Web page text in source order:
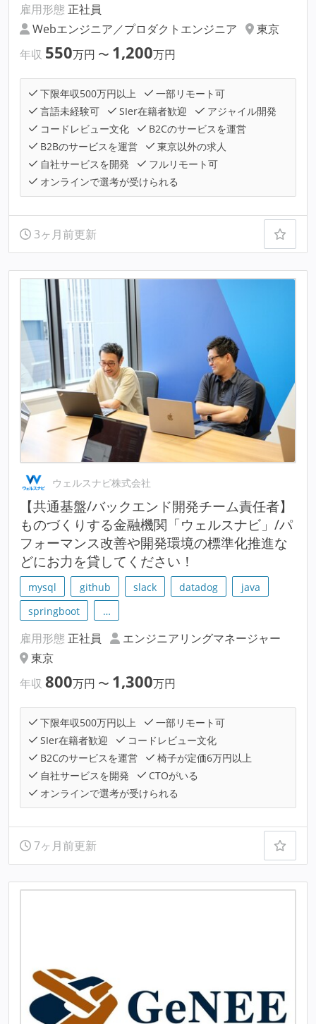
雇用形態 正社員
Webエンジニア／プロダクトエンジニア
東京
年収 550万円 〜 1,200万円
下限年収500万円以上
一部リモート可
言語未経験可
SIer在籍者歓迎
アジャイル開発
コードレビュー文化
B2Cのサービスを運営
B2Bのサービスを運営
東京以外の求人
自社サービスを開発
フルリモート可
オンラインで選考が受けられる
3ヶ月前更新
ウェルスナビ株式会社
【共通基盤/バックエンド開発チーム責任者】
ものづくりする金融機関「ウェルスナビ」/パ
フォーマンス改善や開発環境の標準化推進な
どにお力を貸してください！
mysql github slack datadog
java
springboot
…
雇用形態 正社員
エンジニアリングマネージャー
東京
年収 800万円 〜 1,300万円
下限年収500万円以上
一部リモート可
SIer在籍者歓迎
コードレビュー文化
B2Cのサービスを運営
椅子が定価6万円以上
自社サービスを開発
CTOがいる
オンラインで選考が受けられる
7ヶ月前更新